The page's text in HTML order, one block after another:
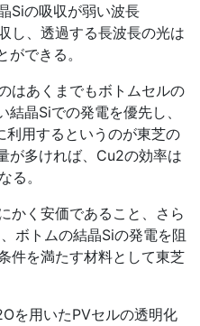
Siの吸収が弱い波長
し、透過する長波長の光は
できる。
はあくまでもボトムセルの
晶Siでの発電を優先し、
利用するというのが東芝の
が多ければ、Cu2の効率は
る。
かく安価であること、さら
ボトムの結晶Siの発電を阻
件を満たす材料として東芝
を用いたPVセルの透明化